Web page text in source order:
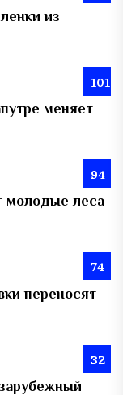
из
101
меняет
94
молодые леса
74
переносят
32